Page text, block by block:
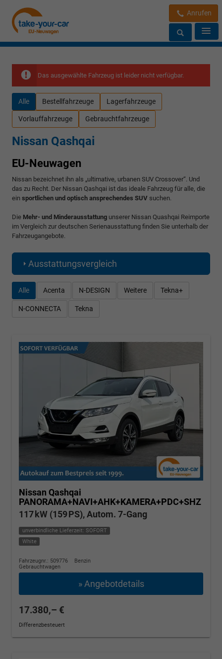
Anrufen
Das ausgewählte Fahrzeug ist leider nicht verfügbar.
Alle Bestellfahrzeuge Lagerfahrzeuge
Vorlauffahrzeuge Gebrauchtfahrzeuge
Nissan Qashqai
EU-Neuwagen
Nissan bezeichnet ihn als „ultimative, urbanen SUV Crossover“. Und
das zu Recht. Der Nissan Qashqai ist das ideale Fahrzeug für alle, die
ein sportlichen und optisch ansprechendes SUV suchen.
Die Mehr- und Minderausstattung unserer Nissan Quashqai Reimporte
im Vergleich zur deutschen Serienausstattung finden Sie unterhalb der
Fahrzeugangebote.
Ausstattungsvergleich
Alle Acenta N-DESIGN Weitere Tekna+
N-CONNECTA Tekna
Nissan Qashqai
PANORAMA+NAVI+AHK+KAMERA+PDC+SHZ
117 kW (159 PS), Autom. 7-Gang
unverbindliche Lieferzeit: SOFORT
White
Fahrzeugnr.: 509776
Benzin
Gebrauchtwagen
» Angebotdetails
17.380,– €
Differenzbesteuert